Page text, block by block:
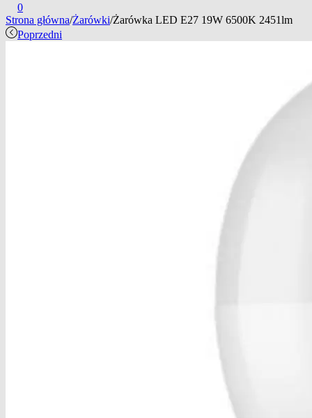
0
Strona główna/Żarówki/Żarówka LED E27 19W 6500K 2451lm
Poprzedni